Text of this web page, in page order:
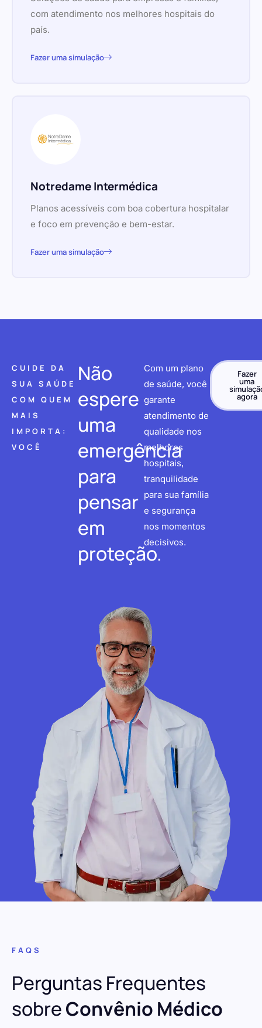
com atendimento nos melhores hospitais do
país.
Fazer uma simulação
Notredame Intermédica
Planos acessíveis com boa cobertura hospitalar
e foco em prevenção e bem-estar.
Fazer uma simulação
CUIDE DA
SUA SAÚDE
COM QUEM
MAIS
IMPORTA:
VOCÊ
Não
espere
uma
emergência
para
pensar
em
proteção.
Com um plano
de saúde, você
garante
atendimento de
qualidade nos
melhores
hospitais,
tranquilidade
para sua família
e segurança
nos momentos
decisivos.
Fazer
uma
agora
FAQS
Perguntas Frequentes
sobreConvênio Médico